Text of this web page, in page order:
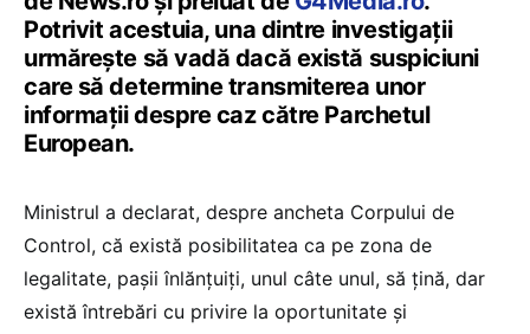
Potrivit acestuia, una dintre investigații
urmărește să vadă dacă există suspiciuni
care să determine transmiterea unor
informații despre caz către Parchetul
European.
Ministrul a declarat, despre ancheta Corpului de
Control, că există posibilitatea ca pe zona de
legalitate, paşii înlănţuiţi, unul câte unul, să ţină, dar
există întrebări cu privire la oportunitate şi